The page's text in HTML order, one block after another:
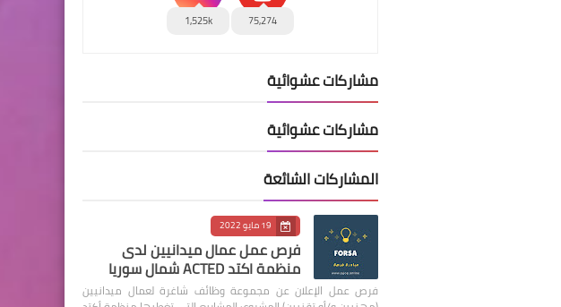
75,274
1,525k
مشاركات عشوائية
مشاركات عشوائية
المشاركات الشائعة
19 مايو 2022
فرص عمل عمال ميدانيين لدى
منظمة اكتد ACTED شمال سوريا
فرص عمل الإعلان عن مجموعة وظائف شاغرة لعمال ميدانيين